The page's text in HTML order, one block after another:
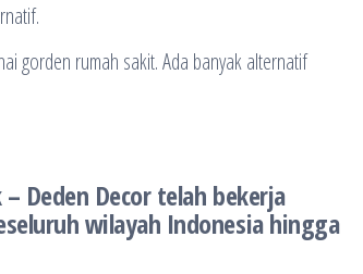
gorden rumah sakit. Ada banyak alternatif
Deden Decor telah bekerja
wilayah Indonesia hingga